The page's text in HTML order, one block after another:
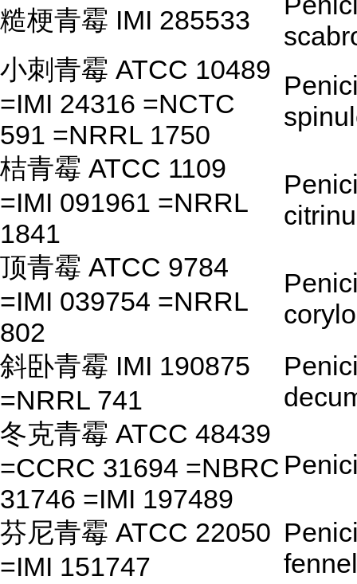
糙梗青霉 IMI 285533
小刺青霉 ATCC 10489
=IMI 24316 =NCTC
591 =NRRL 1750
桔青霉 ATCC 1109
=IMI 091961 =NRRL
1841
顶青霉 ATCC 9784
=IMI 039754 =NRRL
802
斜卧青霉 IMI 190875
=NRRL 741
冬克青霉 ATCC 48439
=CCRC 31694 =NBRC
31746 =IMI 197489
芬尼青霉 ATCC 22050
=IMI 151747